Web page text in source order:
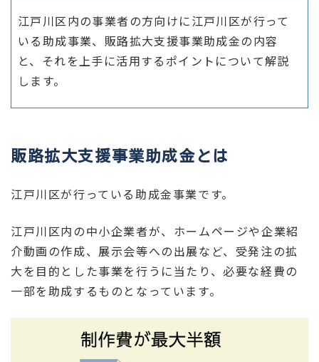
江戸川区内の事業者の方向けに江戸川区が行って
いる助成事業、販路拡大支援事業助成金の内容
と、それを上手に活用するポイントについて解説
します。
販路拡大支援事業助成金とは
江戸川区が行っている助成金事業です。
江戸川区内の中小企業者が、ホームページや企業紹
介動画の作成、展示会等への出展など、受発注の拡
大を目的とした事業を行うに当たり、必要な経費の
一部を助成するものとなっています。